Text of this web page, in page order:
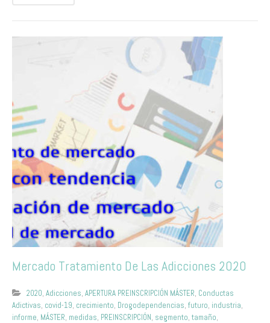
Mercado Tratamiento De Las Adicciones 2020
2020, Adicciones, APERTURA PREINSCRIPCIÓN MÁSTER, Conductas
Adictivas, covid-19, crecimiento, Drogodependencias, futuro, industria,
informe, MÁSTER, medidas, PREINSCRIPCIÓN, segmento, tamaño,